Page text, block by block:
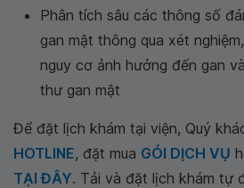
Phân tích sâu các thông số
gan mật thông qua xét
nguy cơ ảnh hưởng đến gan
thư gan mật
Để đặt lịch khám tại viện, Quý
HOTLINE, đặt mua GÓI DỊCH VỤ
TẠI ĐÂY. Tải và đặt lịch khám tự